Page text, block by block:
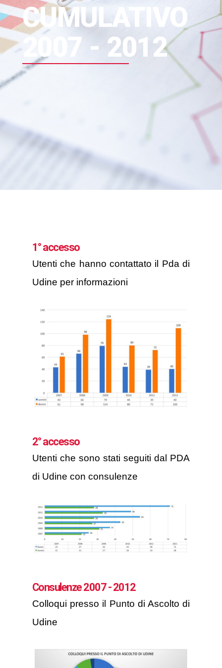
CUMULATIVO
2007 - 2012
1° accesso
Utenti che hanno contattato il Pda di
Udine per informazioni
2° accesso
Utenti che sono stati seguiti dal PDA
di Udine con consulenze
Consulenze 2007 - 2012
Colloqui presso il Punto di Ascolto di
Udine